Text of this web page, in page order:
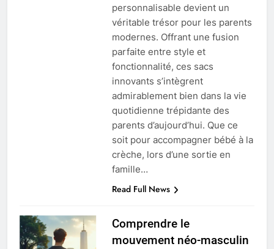
personnalisable devient un
véritable trésor pour les parents
modernes. Offrant une fusion
parfaite entre style et
fonctionnalité, ces sacs
innovants s’intègrent
admirablement bien dans la vie
quotidienne trépidante des
parents d’aujourd’hui. Que ce
soit pour accompagner bébé à la
crèche, lors d’une sortie en
famille…
Read Full News
Comprendre le
mouvement néo-masculin